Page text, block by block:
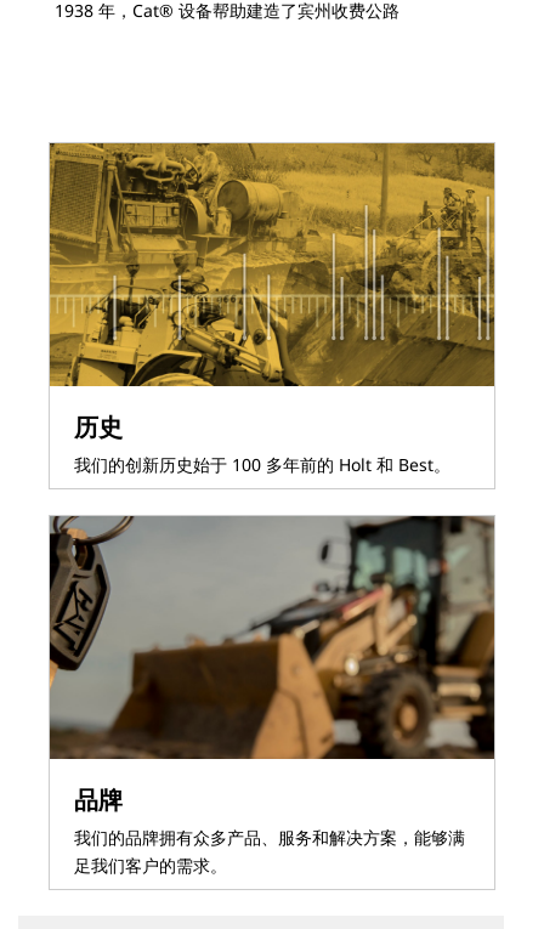
1938 年，Cat® 设备帮助建造了宾州收费公路
历史
我们的创新历史始于 100 多年前的 Holt 和 Best。
品牌
我们的品牌拥有众多产品、服务和解决方案，能够满
足我们客户的需求。